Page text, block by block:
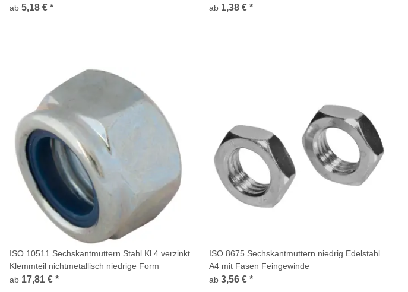
ab 5,18 € *
Stahlbau
ab 1,38 € *
ISO 10511 Sechskantmuttern Stahl Kl.4 verzinkt
Klemmteil nichtmetallisch niedrige Form
ab 17,81 € *
ISO 8675 Sechskantmuttern niedrig Edelstahl
A4 mit Fasen Feingewinde
ab 3,56 € *